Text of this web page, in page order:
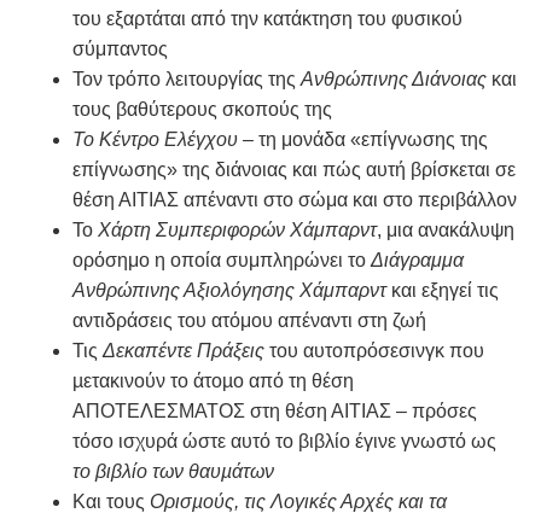
του εξαρτάται από την κατάκτηση του φυσικού
σύμπαντος
Τον τρόπο λειτουργίας της Ανθρώπινης Διάνοιας και
τους βαθύτερους σκοπούς της
Το Κέντρο Ελέγχου – τη μονάδα «επίγνωσης της
επίγνωσης» της διάνοιας και πώς αυτή βρίσκεται σε
θέση ΑΙΤΙΑΣ απέναντι στο σώμα και στο περιβάλλον
Το Χάρτη Συμπεριφορών Χάμπαρντ, μια ανακάλυψη
ορόσημο η οποία συμπληρώνει το Διάγραμμα
Ανθρώπινης Αξιολόγησης Χάμπαρντκαι εξηγεί τις
αντιδράσεις του ατόμου απέναντι στη ζωή
Τις Δεκαπέντε Πράξεις του αυτοπρόσεσινγκ που
µετακινούν το άτοµο από τη θέση
ΑΠΟΤΕΛΕΣΜΑΤΟΣ στη θέση ΑΙΤΙΑΣ – πρόσες
τόσο ισχυρά ώστε αυτό το βιβλίο έγινε γνωστό ως
το βιβλίο των θαυµάτων
Και τους Ορισµούς, τις Λογικές Αρχές και τα